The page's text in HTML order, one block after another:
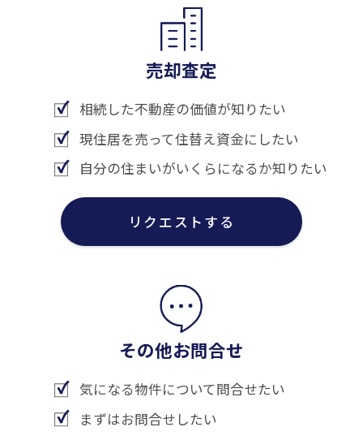
売却査定
相続した不動産の価値が知りたい
現住居を売って住替え資金にしたい
自分の住まいがいくらになるか知りたい
リクエストする
その他お問合せ
気になる物件について問合せたい
まずはお問合せしたい